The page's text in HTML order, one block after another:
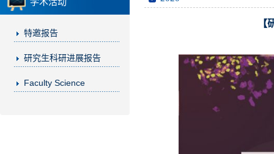
特邀报告
研究生科研进展报告
Faculty Science
【